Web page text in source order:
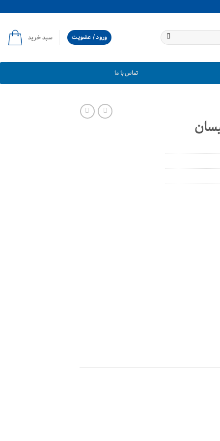
ورود / عضویت سبد خرید
تماس با ما